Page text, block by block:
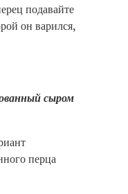
подавайте
он варился,
сыром
перца